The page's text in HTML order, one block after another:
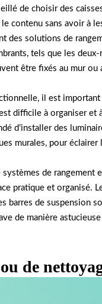
de choisir des
contenu sans avoir à
des solutions de
tels que les deux-
être fixés au mur ou
il est important
difficile à organiser et
d’installer des
murales, pour éclairer
de rangement
pratique et organisé.
barres de suspension
de manière
de